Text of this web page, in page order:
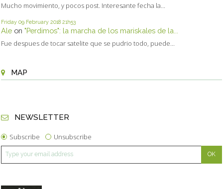
Mucho movimiento, y pocos post. Interesante fecha la...
Friday 09 February 2018 21h53
Ale on "Perdimos": la marcha de los mariskales de la...
Fue despues de tocar satelite que se pudrio todo, puede...
MAP
NEWSLETTER
Subscribe Unsubscribe